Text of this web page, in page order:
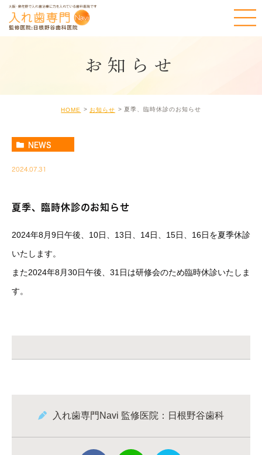
お知らせ
HOME お知らせ 夏季、臨時休診のお知らせ
NEWS
2024.07.31
夏季、臨時休診のお知らせ
2024年8月9日午後、10日、13日、14日、15日、16日を夏季休診
いたします。
また2024年8月30日午後、31日は研修会のため臨時休診いたしま
す。
入れ歯専門Navi 監修医院：日根野谷歯科